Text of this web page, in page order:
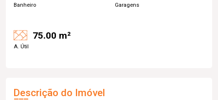
Banheiro Garagens
75.00 m²
A. Útil
Descrição do Imóvel